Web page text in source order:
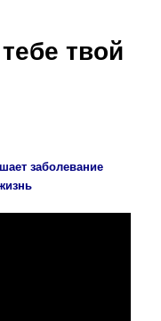
твой
заболевание